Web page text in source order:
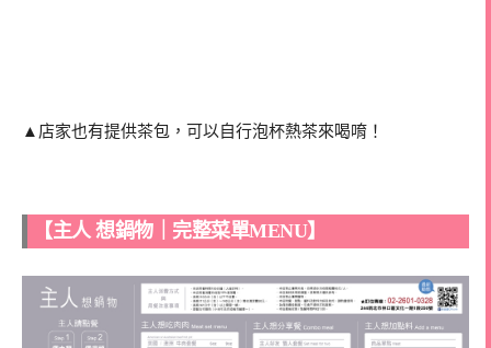
▲店家也有提供茶包，可以自行泡杯熱茶來喝唷！
【主人 想鍋物｜完整菜單MENU】